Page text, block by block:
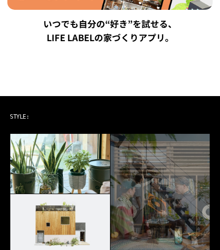
いつでも自分の“好き”を試せる、
LIFE LABELの家づくりアプリ。
STYLE: